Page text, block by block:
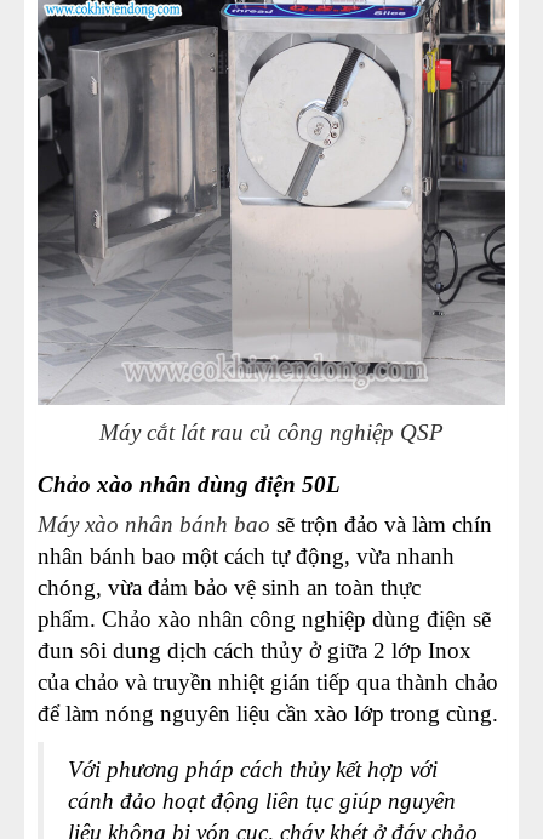
Máy cắt lát rau củ công nghiệp QSP
Chảo xào nhân dùng điện 50L
Máy xào nhân bánh bao sẽ trộn đảo và làm chín
nhân bánh bao một cách tự động, vừa nhanh
chóng, vừa đảm bảo vệ sinh an toàn thực
phẩm. Chảo xào nhân công nghiệp dùng điện sẽ
đun sôi dung dịch cách thủy ở giữa 2 lớp Inox
của chảo và truyền nhiệt gián tiếp qua thành chảo
để làm nóng nguyên liệu cần xào lớp trong cùng.
Với phương pháp cách thủy kết hợp với
cánh đảo hoạt động liên tục giúp nguyên
liệu không bị vón cục, cháy khét ở đáy chảo